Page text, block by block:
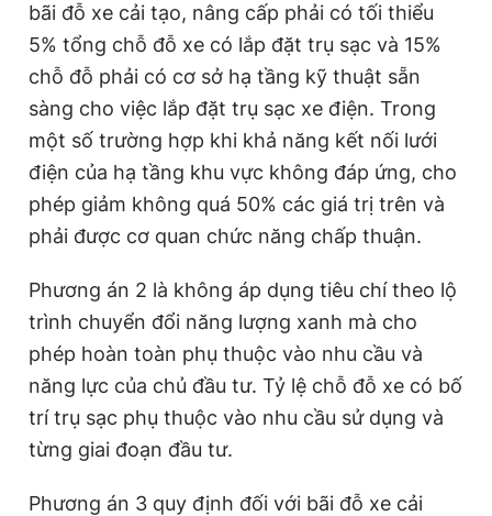
bãi đỗ xe cải tạo, nâng cấp phải có tối thiểu
5% tổng chỗ đỗ xe có lắp đặt trụ sạc và 15%
chỗ đỗ phải có cơ sở hạ tầng kỹ thuật sẵn
sàng cho việc lắp đặt trụ sạc xe điện. Trong
một số trường hợp khi khả năng kết nối lưới
điện của hạ tầng khu vực không đáp ứng, cho
phép giảm không quá 50% các giá trị trên và
phải được cơ quan chức năng chấp thuận.
Phương án 2 là không áp dụng tiêu chí theo lộ
trình chuyển đổi năng lượng xanh mà cho
phép hoàn toàn phụ thuộc vào nhu cầu và
năng lực của chủ đầu tư. Tỷ lệ chỗ đỗ xe có bố
trí trụ sạc phụ thuộc vào nhu cầu sử dụng và
từng giai đoạn đầu tư.
Phương án 3 quy định đối với bãi đỗ xe cải